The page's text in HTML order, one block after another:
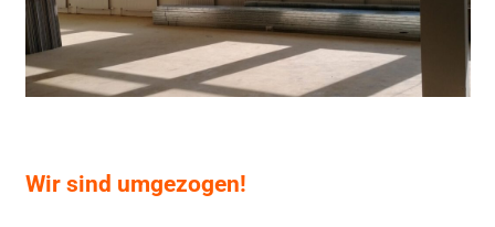
Wir sind umgezogen!